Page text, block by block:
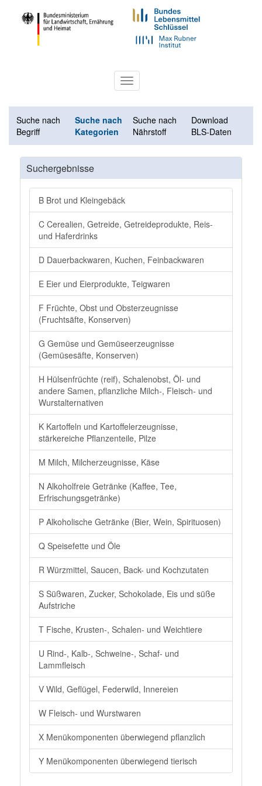
Toggle
navigation
Suche nach
Begriff
Suche nach
Kategorien
Suche nach
Nährstoff
Download
BLS-Daten
Suchergebnisse
B Brot und Kleingebäck
C Cerealien, Getreide, Getreideprodukte, Reis-
und Haferdrinks
D Dauerbackwaren, Kuchen, Feinbackwaren
E Eier und Eierprodukte, Teigwaren
F Früchte, Obst und Obsterzeugnisse
(Fruchtsäfte, Konserven)
G Gemüse und Gemüseerzeugnisse
(Gemüsesäfte, Konserven)
H Hülsenfrüchte (reif), Schalenobst, Öl- und
andere Samen, pflanzliche Milch-, Fleisch- und
Wurstalternativen
K Kartoffeln und Kartoffelerzeugnisse,
stärkereiche Pflanzenteile, Pilze
M Milch, Milcherzeugnisse, Käse
N Alkoholfreie Getränke (Kaffee, Tee,
Erfrischungsgetränke)
P Alkoholische Getränke (Bier, Wein, Spirituosen)
Q Speisefette und Öle
R Würzmittel, Saucen, Back- und Kochzutaten
S Süßwaren, Zucker, Schokolade, Eis und süße
Aufstriche
T Fische, Krusten-, Schalen- und Weichtiere
U Rind-, Kalb-, Schweine-, Schaf- und
Lammfleisch
V Wild, Geflügel, Federwild, Innereien
W Fleisch- und Wurstwaren
X Menükomponenten überwiegend pflanzlich
Y Menükomponenten überwiegend tierisch